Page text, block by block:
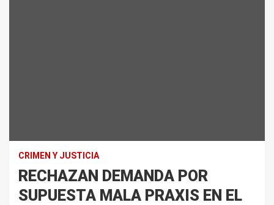
CRIMEN Y JUSTICIA
RECHAZAN DEMANDA POR
SUPUESTA MALA PRAXIS EN EL